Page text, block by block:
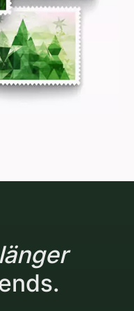
länger